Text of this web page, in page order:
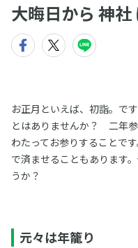
大晦日から 神
お正月といえば、初詣。で
とはありませんか？ 二年
わたってお参りすることで
で済ませることもあります
うか？
元々は年籠り